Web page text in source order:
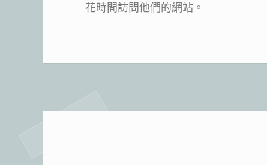
花時間訪問他們的網站。